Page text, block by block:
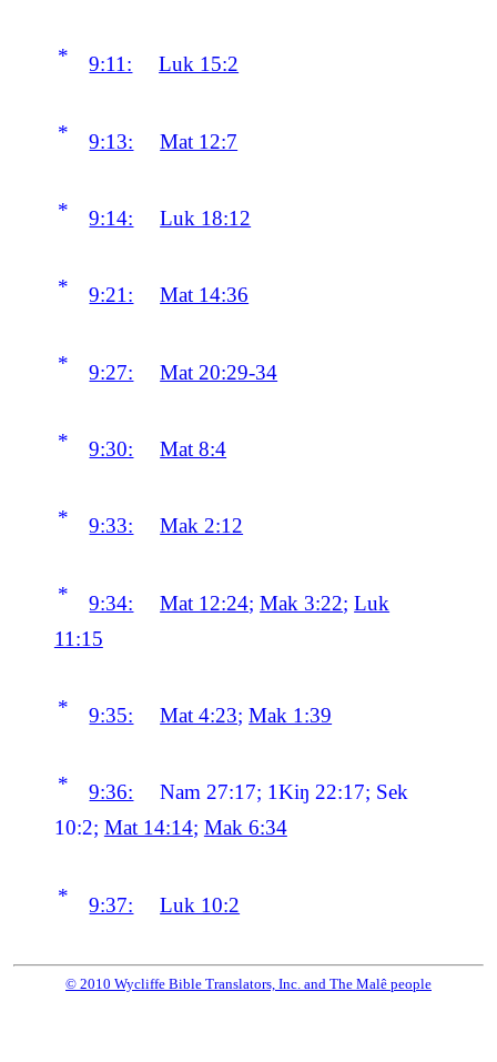
* 9:11: Luk 15:2
* 9:13: Mat 12:7
* 9:14: Luk 18:12
* 9:21: Mat 14:36
* 9:27: Mat 20:29-34
* 9:30: Mat 8:4
* 9:33: Mak 2:12
* 9:34: Mat 12:24;Mak 3:22;Luk
11:15
* 9:35: Mat 4:23;Mak 1:39
* 9:36:
Nam 27:17; 1Kiŋ 22:17; Sek
10:2; Mat 14:14; Mak 6:34
* 9:37: Luk 10:2
© 2010 Wycliffe Bible Translators, Inc. and The Malê people